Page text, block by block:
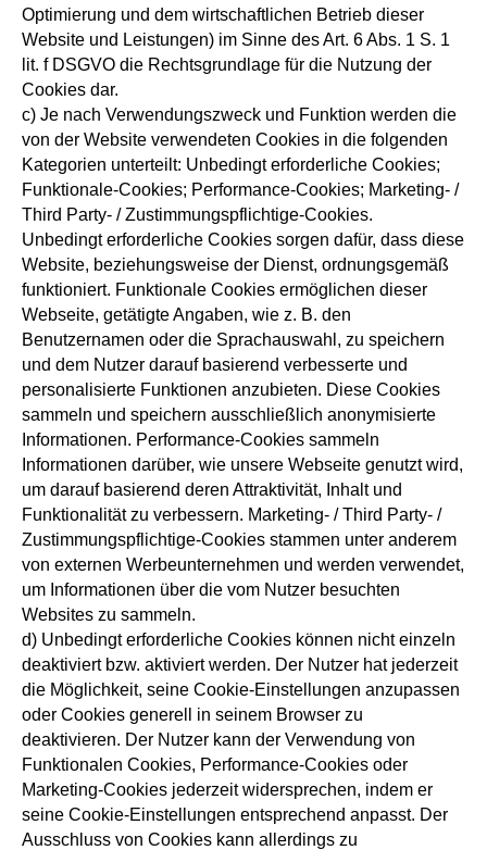
Optimierung und dem wirtschaftlichen Betrieb dieser
Website und Leistungen) im Sinne des Art. 6 Abs. 1 S. 1
lit. f DSGVO die Rechtsgrundlage für die Nutzung der
Cookies dar.
c) Je nach Verwendungszweck und Funktion werden die
von der Website verwendeten Cookies in die folgenden
Kategorien unterteilt: Unbedingt erforderliche Cookies;
Funktionale-Cookies; Performance-Cookies; Marketing- /
Third Party- / Zustimmungspflichtige-Cookies.
Unbedingt erforderliche Cookies sorgen dafür, dass diese
Website, beziehungsweise der Dienst, ordnungsgemäß
funktioniert. Funktionale Cookies ermöglichen dieser
Webseite, getätigte Angaben, wie z. B. den
Benutzernamen oder die Sprachauswahl, zu speichern
und dem Nutzer darauf basierend verbesserte und
personalisierte Funktionen anzubieten. Diese Cookies
sammeln und speichern ausschließlich anonymisierte
Informationen. Performance-Cookies sammeln
Informationen darüber, wie unsere Webseite genutzt wird,
um darauf basierend deren Attraktivität, Inhalt und
Funktionalität zu verbessern. Marketing- / Third Party- /
Zustimmungspflichtige-Cookies stammen unter anderem
von externen Werbeunternehmen und werden verwendet,
um Informationen über die vom Nutzer besuchten
Websites zu sammeln.
d) Unbedingt erforderliche Cookies können nicht einzeln
deaktiviert bzw. aktiviert werden. Der Nutzer hat jederzeit
die Möglichkeit, seine Cookie-Einstellungen anzupassen
oder Cookies generell in seinem Browser zu
deaktivieren. Der Nutzer kann der Verwendung von
Funktionalen Cookies, Performance-Cookies oder
Marketing-Cookies jederzeit widersprechen, indem er
seine Cookie-Einstellungen entsprechend anpasst. Der
Ausschluss von Cookies kann allerdings zu